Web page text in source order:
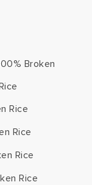
Broken
Rice
Rice
Rice
Rice